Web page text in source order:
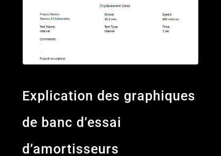
Explication des graphiques
de banc d’essai
d’amortisseurs